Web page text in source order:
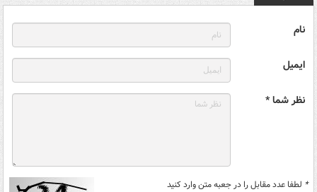
نام
ایمیل
نظر شما *
* لطفا عدد مقابل را در جعبه متن وارد کنید